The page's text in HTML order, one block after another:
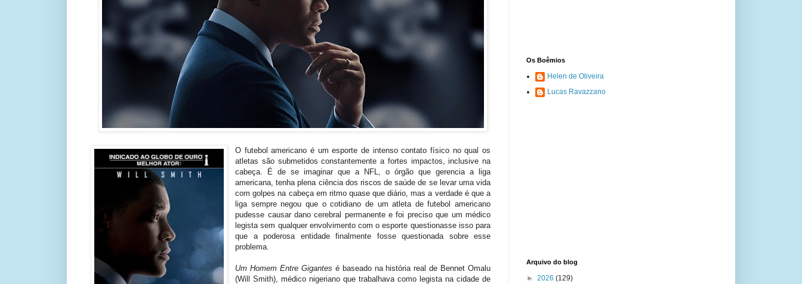
O futebol americano é um esporte de intenso contato físico no qual os
atletas são submetidos constantemente a fortes impactos, inclusive na
cabeça. É de se imaginar que a NFL, o órgão que gerencia a liga
americana, tenha plena ciência dos riscos de saúde de se levar uma vida
com golpes na cabeça em ritmo quase que diário, mas a verdade é que a
liga sempre negou que o cotidiano de um atleta de futebol americano
pudesse causar dano cerebral permanente e foi preciso que um médico
legista sem qualquer envolvimento com o esporte questionasse isso para
que a poderosa entidade finalmente fosse questionada sobre esse
problema.
Um Homem Entre Gigantes é baseado na história real de Bennet Omalu
(Will Smith), médico nigeriano que trabalhava como legista na cidade de
Os Boêmios
Helen de Oliveira
Lucas Ravazzano
Arquivo do blog
► 2026 (129)